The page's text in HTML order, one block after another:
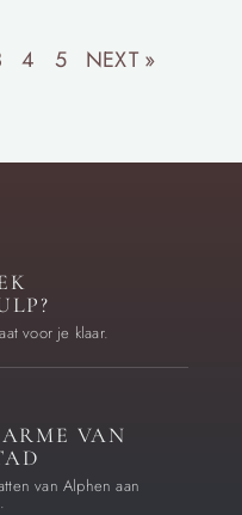
4 5 NEXT »
voor je klaar.
VAN
van Alphen aan